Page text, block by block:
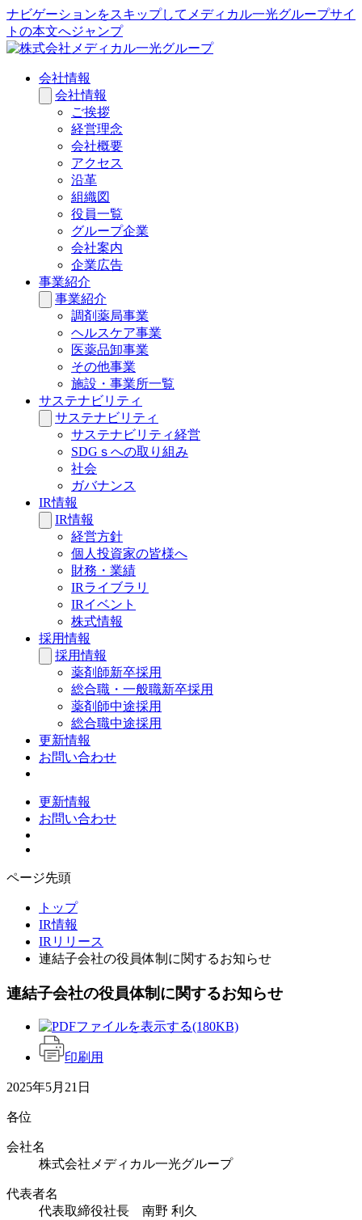
ナビゲーションをスキップしてメディカル一光グループサイ
トの本文へジャンプ
会社情報
会社情報
ご挨拶
経営理念
会社概要
アクセス
沿革
組織図
役員一覧
グループ企業
会社案内
企業広告
事業紹介
事業紹介
調剤薬局事業
ヘルスケア事業
医薬品卸事業
その他事業
施設・事業所一覧
サステナビリティ
サステナビリティ
サステナビリティ経営
SDGｓへの取り組み
社会
ガバナンス
IR情報
IR情報
経営方針
個人投資家の皆様へ
財務・業績
IRライブラリ
IRイベント
株式情報
採用情報
採用情報
薬剤師新卒採用
総合職・一般職新卒採用
薬剤師中途採用
総合職中途採用
更新情報
お問い合わせ
更新情報
お問い合わせ
ページ先頭
トップ
IR情報
IRリリース
連結子会社の役員体制に関するお知らせ
連結子会社の役員体制に関するお知らせ
(180KB)
印刷用
2025年5月21日
各位
会社名
株式会社メディカル一光グループ
代表者名
代表取締役社長 南野 利久